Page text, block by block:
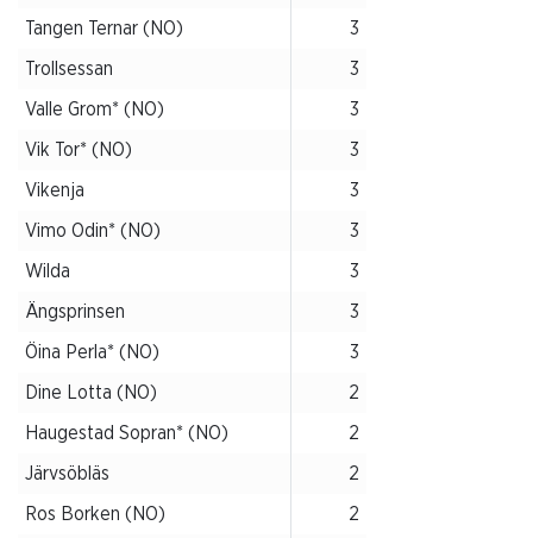
Tangen Ternar (NO) 3
Trollsessan 3
Valle Grom* (NO) 3
Vik Tor* (NO) 3
Vikenja 3
Vimo Odin* (NO) 3
Wilda 3
Ängsprinsen 3
Öina Perla* (NO) 3
Dine Lotta (NO) 2
Haugestad Sopran* (NO) 2
Järvsöbläs 2
Ros Borken (NO) 2